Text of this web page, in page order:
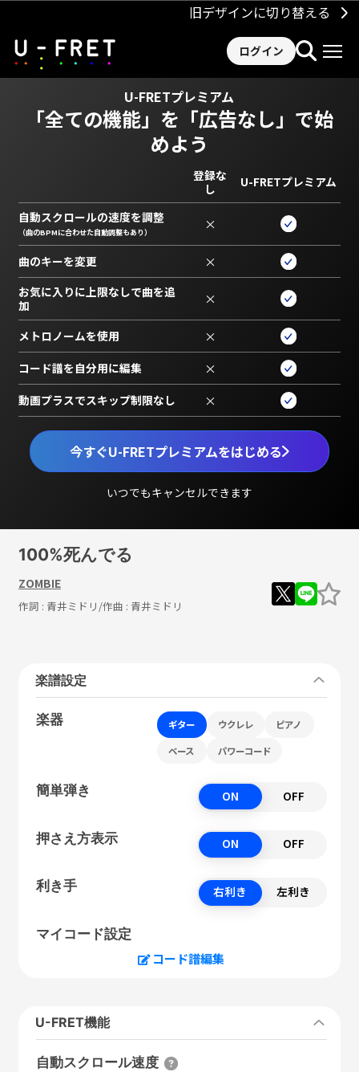
旧デザインに切り替える
ログイン
U-FRETプレミアム
「全ての機能」を 「広告なし」で始
めよう
今すぐU-FRETプレミアムをはじめる
いつでもキャンセルできます
登録な
し
U-FRETプレミアム
自動スクロールの速度を調整
（曲のBPMに合わせた自動調整もあり） ×
曲のキーを変更 ×
お気に入りに上限なしで曲を追
加
×
メトロノームを使用 ×
コード譜を自分用に編集 ×
動画プラスでスキップ制限なし ×
100%死んでる
ZOMBIE
作詞 : 青井ミドリ /作曲 : 青井ミドリ
楽譜設定
楽器 ギター ウクレレ ピアノ
ベース パワーコード
簡単弾き ON OFF
押さえ方表示 ON OFF
利き手 右利き 左利き
マイコード設定
コード譜編集
U-FRET機能
自動スクロール速度